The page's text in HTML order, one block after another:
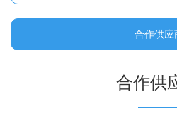
合作供应
合作供